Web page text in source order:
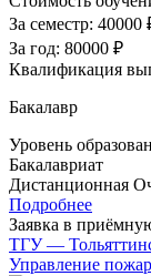
За семестр: 40000
За год: 80000 ₽
Квалификация
Бакалавр
Уровень
Бакалавриат
Дистанционная
Подробнее
Заявка в
ТГУ —
Управление